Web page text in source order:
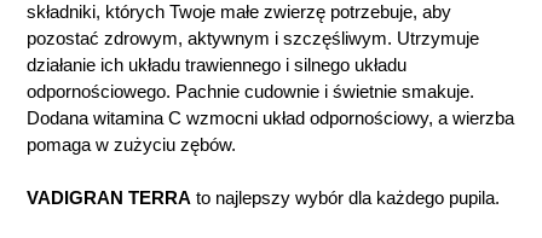
składniki, których Twoje małe zwierzę potrzebuje, aby
pozostać zdrowym, aktywnym i szczęśliwym. Utrzymuje
działanie ich układu trawiennego i silnego układu
odpornościowego. Pachnie cudownie i świetnie smakuje.
Dodana witamina C wzmocni układ odpornościowy, a wierzba
pomaga w zużyciu zębów.
VADIGRAN TERRA to najlepszy wybór dla każdego pupila.